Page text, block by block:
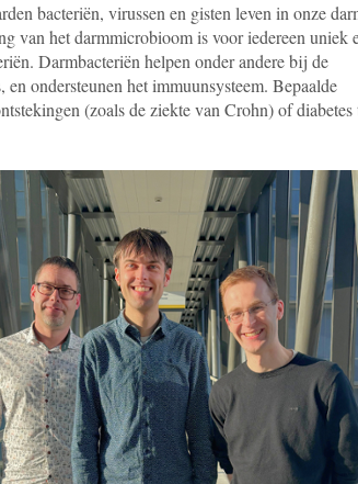
bacteriën, virussen en gisten leven in onze
van het darmmicrobioom is voor iedereen uniek
Darmbacteriën helpen onder andere bij de
ondersteunen het immuunsysteem. Bepaalde
(zoals de ziekte van Crohn) of diabetes